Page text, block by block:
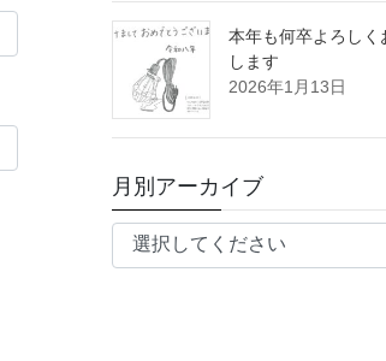
本年も何卒よろしく
します
2026年1月13日
月別アーカイブ